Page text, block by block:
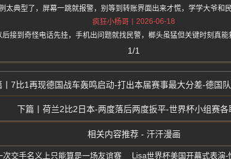
太典型了，屏幕一跳就报警，别等到转账界面出来才慌，学学大爷和
疯狂小杨哥
2026-06-18
后接到奇怪电话先挂，手机出问题就找民警，榔头虽猛但关键时刻真能
1/1
7比1再现德国战车轰鸣启动-打出本届赛事最大分差-德国
荷兰2比2日本-两度落后两度扳平-世界杯小组赛各
相关内容推荐 - 汗汗漫画
交手名义上只能算是一场友谊赛 Lisa世界杯美国开幕式表演